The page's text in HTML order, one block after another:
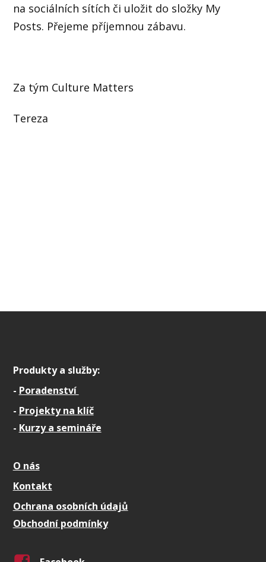
na sociálních sítích či uložit do složky My
Posts. Přejeme příjemnou zábavu.
Za tým Culture Matters
Tereza
Produkty a služby:
- Poradenství
- Projekty na klíč
- Kurzy a semináře
O nás
Kontakt
Ochrana osobních údajů
Obchodní podmínky